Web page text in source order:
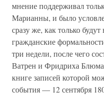
мнение поддерживал
Марианны, и было
сразу же, как только
гражданские
три недели, после чего
Ватрен и Фридриха
книге записей которой
события — 12 сентября